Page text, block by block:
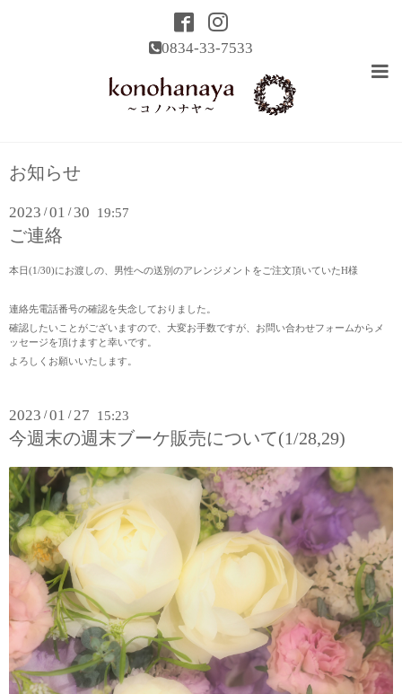
0834-33-7533
お知らせ
2023 /01 /30 19:57
ご連絡
本日(1/30)にお渡しの、男性への送別のアレンジメントをご注文頂いていたH様
連絡先電話番号の確認を失念しておりました。
確認したいことがございますので、大変お手数ですが、お問い合わせフォームからメ
ッセージを頂けますと幸いです。
よろしくお願いいたします。
2023 /01 /27 15:23
今週末の週末ブーケ販売について(1/28,29)